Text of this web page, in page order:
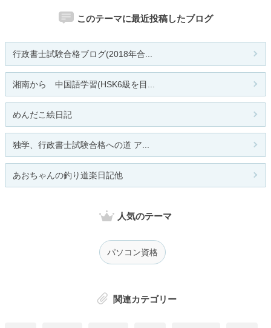
このテーマに最近投稿したブログ
行政書士試験合格ブログ(2018年合...
湘南から 中国語学習(HSK6級を目...
めんだこ絵日記
独学、行政書士試験合格への道 ア...
あおちゃんの釣り道楽日記他
人気のテーマ
パソコン資格
関連カテゴリー